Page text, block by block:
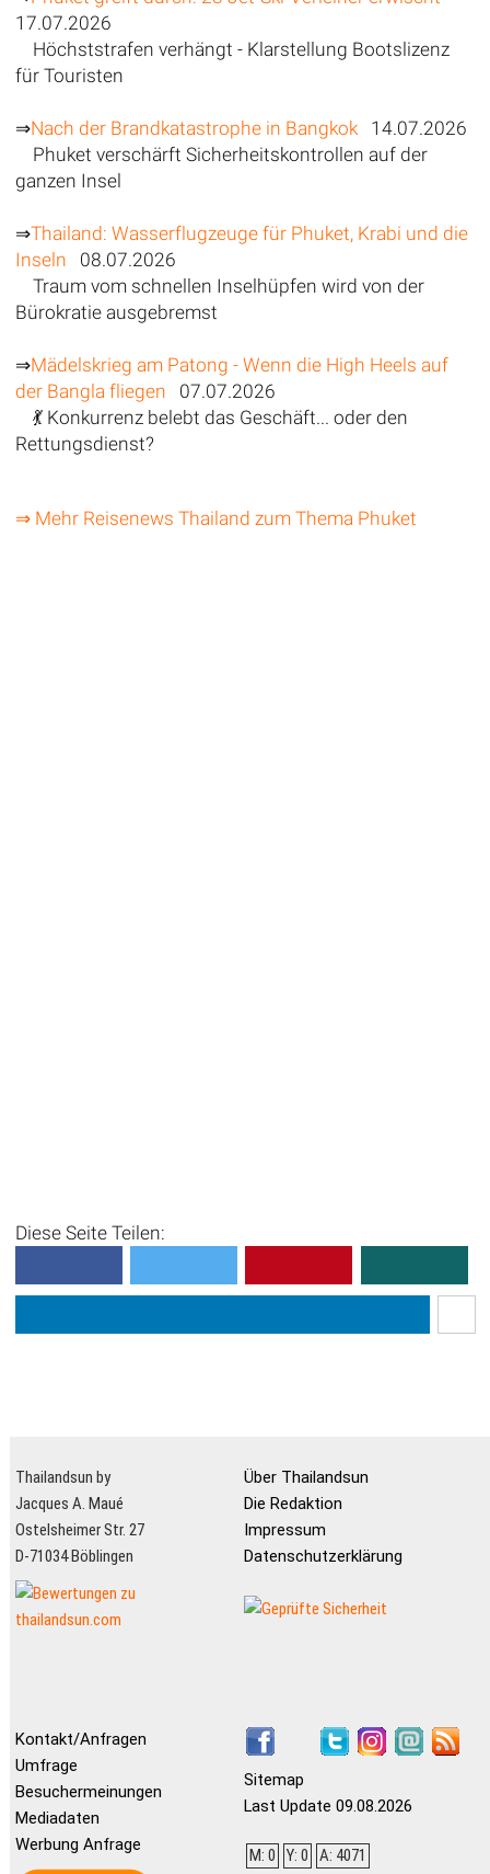
17.07.2026
Höchststrafen verhängt - Klarstellung Bootslizenz
für Touristen
⇒Nach der Brandkatastrophe in Bangkok14.07.2026
Phuket verschärft Sicherheitskontrollen auf der
ganzen Insel
⇒Thailand: Wasserflugzeuge für Phuket, Krabi und die
Inseln 08.07.2026
Traum vom schnellen Inselhüpfen wird von der
Bürokratie ausgebremst
⇒Mädelskrieg am Patong - Wenn die High Heels auf
der Bangla fliegen 07.07.2026
💃 Konkurrenz belebt das Geschäft... oder den
Rettungsdienst?
⇒ Mehr Reisenews Thailand zum Thema Phuket
Diese Seite Teilen:
Thailandsun by
Jacques A. Maué
Ostelsheimer Str. 27
D-71034 Böblingen
Über Thailandsun
Die Redaktion
Impressum
Datenschutzerklärung
Kontakt/Anfragen
Umfrage
Besuchermeinungen
Mediadaten
Werbung Anfrage
Sitemap
Last Update 09.08.2026
M: 0 Y: 0 A: 4071